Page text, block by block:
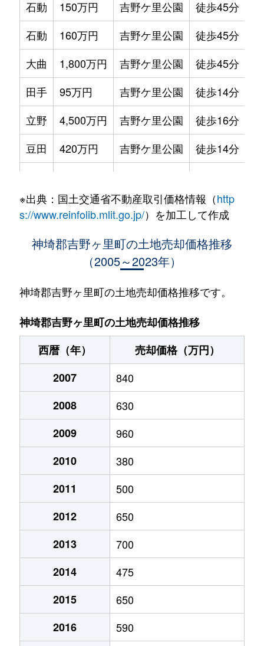
石動
150万円 吉野ケ里公園 徒歩45分
石動
160万円 吉野ケ里公園 徒歩45分
大曲
1,800万円 吉野ケ里公園 徒歩45分
田手
95万円 吉野ケ里公園 徒歩14分
立野
4,500万円 吉野ケ里公園 徒歩16分
豆田
420万円 吉野ケ里公園 徒歩14分
豆田
1,800万円 吉野ケ里公園 徒歩16分
1,100万円 吉野ケ里公園
三津
700万円 吉野ケ里公園 徒歩45分
三津
1,300万円 吉野ケ里公園 徒歩45分
三津
700万円 吉野ケ里公園 徒歩45分
200万円 吉野ケ里公園
430万円 吉野ケ里公園
※出典：国土交通省不動産取引価格情報（http
s://www.reinfolib.mlit.go.jp/）を加工して作成
神埼郡吉野ヶ里町の土地売却価格推移
（2005～2023年）
神埼郡吉野ヶ里町の土地売却価格推移です。
神埼郡吉野ヶ里町の土地売却価格推移
西暦（年）
売却価格（万円）
2007
840
2008
630
2009
960
2010
380
2011
500
2012
650
2013
700
2014
475
2015
650
2016
590